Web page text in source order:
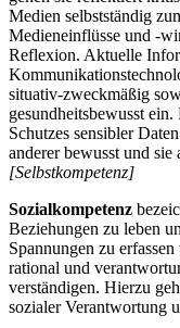
Medien selbstständig
Medieneinflüsse und -
Reflexion. Aktuelle
situativ-zweckmäßig
gesundheitsbewusst
Schutzes sensibler
anderer bewusst und sie
[Selbstkompetenz]
Sozialkompetenz
Beziehungen zu leben
Spannungen zu
rational und
verständigen. Hierzu
sozialer Verantwortung